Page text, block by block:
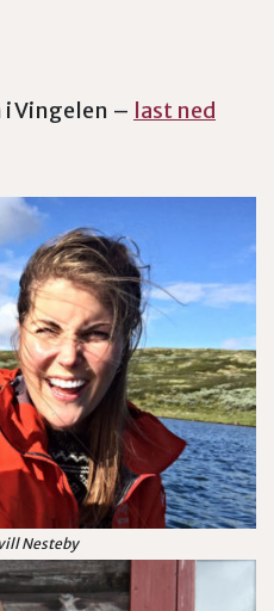
Vingelen – last ned
Nesteby